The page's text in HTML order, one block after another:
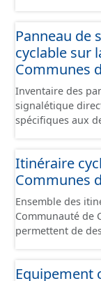
sont
présentes sur le
Panneau de
cyclable sur
Communes
Inventaire des
signalétique
spécifiques aux
en cours de
donnée n'est
Itinéraire
Communes
Ensemble des
Communauté de
permettent de
de bonnes
Equipement